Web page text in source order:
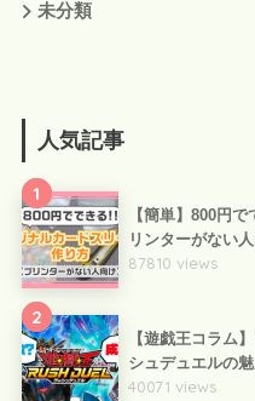
未分類
人気記事
1
【簡単】800円
リンターがない人
87810 views
2
【遊戯王コラム
シュデュエルの魅
40071 views